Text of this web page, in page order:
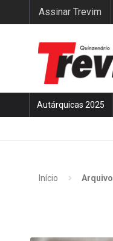
Assinar Trevim
Autárquicas 2025
Início Arquivo